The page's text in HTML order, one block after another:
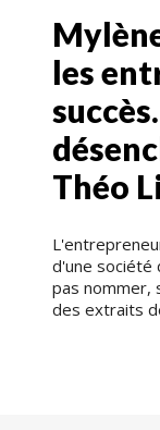
les
Théo
d'une société
pas nommer,
des extraits